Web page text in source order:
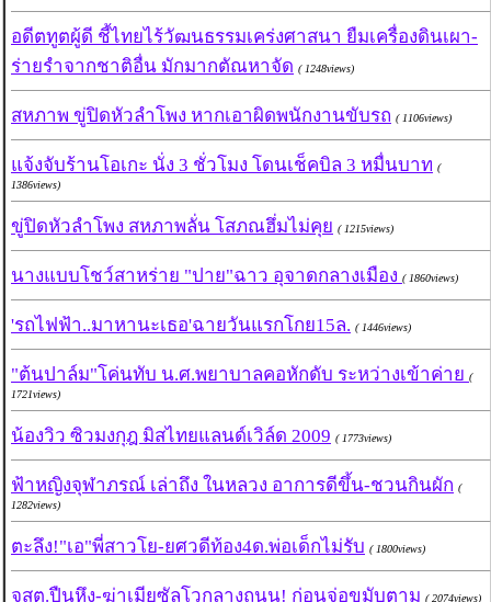
อดีตทูตผู้ดี ชี้ไทยไร้วัฒนธรรมเคร่งศาสนา ยืมเครื่องดินเผา-
ร่ายรำจากชาติอื่น มักมากตัณหาจัด ( 1248views)
สหภาพ ขู่ปิดหัวลำโพง หากเอาผิดพนักงานขับรถ ( 1106views)
แจ้งจับร้านโอเกะ นั่ง 3 ชั่วโมง โดนเช็คบิล 3 หมื่นบาท (
1386views)
ขู่ปิดหัวลำโพง สหภาพลั่น โสภณฮึ่มไม่คุย ( 1215views)
นางแบบโชว์สาหร่าย "ปาย"ฉาว อุจาดกลางเมือง ( 1860views)
'รถไฟฟ้า..มาหานะเธอ'ฉายวันแรกโกย15ล. ( 1446views)
"ต้นปาล์ม"โค่นทับ น.ศ.พยาบาลคอหักดับ ระหว่างเข้าค่าย (
1721views)
น้องวิว ซิวมงกุฎ มิสไทยแลนด์เวิล์ด 2009 ( 1773views)
ฟ้าหญิงจุฬาภรณ์ เล่าถึง ในหลวง อาการดีขึ้น-ชวนกินผัก (
1282views)
ตะลึง!"เอ"พี่สาวโย-ยศวดีท้อง4ด.พ่อเด็กไม่รับ ( 1800views)
จสต.ปืนหึง-ฆ่าเมียซัลโวกลางถนน! ก่อนจ่อขมับตาม ( 2074views)